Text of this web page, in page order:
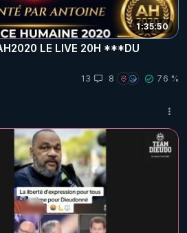
1:35:50
13 8 76 %